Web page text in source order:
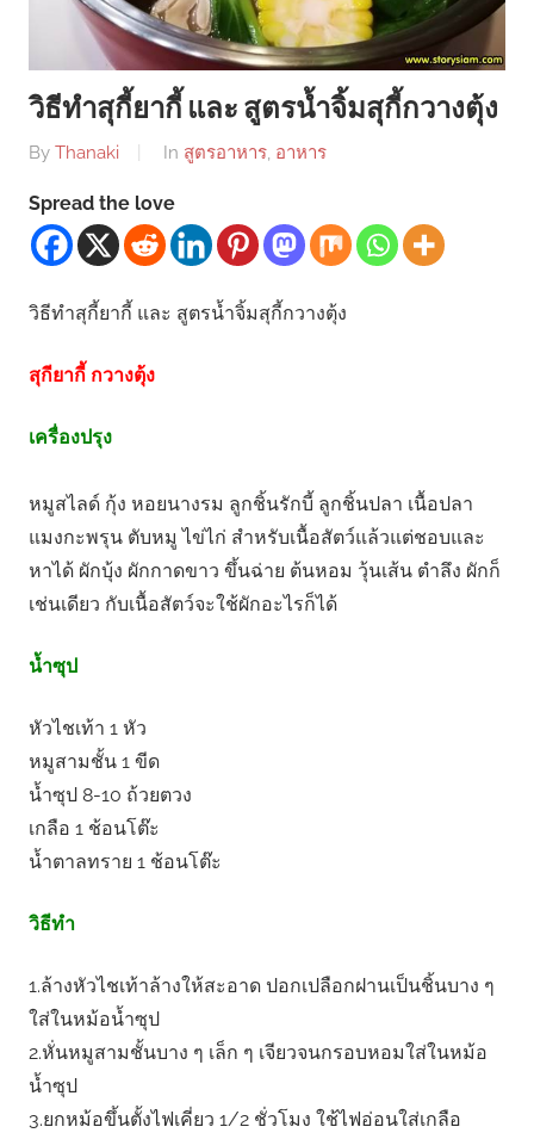
วิธีทำสุกี้ยากี้ และ สูตรน้ำจิ้มสุกี้กวางตุ้ง
By Thanaki In สูตรอาหาร, อาหาร
Spread the love
วิธีทำสุกี้ยากี้ และ สูตรน้ำจิ้มสุกี้กวางตุ้ง
สุกียากี้ กวางตุ้ง
เครื่องปรุง
หมูสไลด์ กุ้ง หอยนางรม ลูกชิ้นรักบี้ ลูกชิ้นปลา เนื้อปลา
แมงกะพรุน ตับหมู ไข่ไก่ สำหรับเนื้อสัตว์แล้วแต่ชอบและ
หาได้ ผักบุ้ง ผักกาดขาว ขึ้นฉ่าย ต้นหอม วุ้นเส้น ตำลึง ผักก็
เช่นเดียว กับเนื้อสัตว์จะใช้ผักอะไรก็ได้
น้ำซุป
หัวไชเท้า 1 หัว
หมูสามชั้น 1 ขีด
น้ำซุป 8-10 ถ้วยตวง
เกลือ 1 ช้อนโต๊ะ
น้ำตาลทราย 1 ช้อนโต๊ะ
วิธีทำ
1.ล้างหัวไชเท้าล้างให้สะอาด ปอกเปลือกฝานเป็นชิ้นบาง ๆ
ใส่ในหม้อน้ำซุป
2.หั่นหมูสามชั้นบาง ๆ เล็ก ๆ เจียวจนกรอบหอมใส่ในหม้อ
น้ำซุป
3.ยกหม้อขึ้นตั้งไฟเคี่ยว 1/2 ชั่วโมง ใช้ไฟอ่อนใส่เกลือ